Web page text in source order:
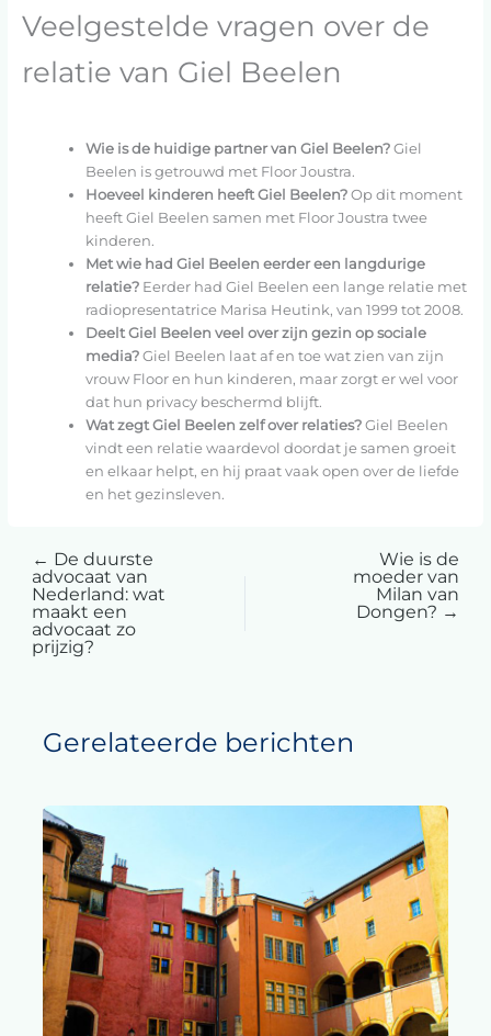
Veelgestelde vragen over de
relatie van Giel Beelen
Wie is de huidige partner van Giel Beelen?Giel
Beelen is getrouwd met Floor Joustra.
Hoeveel kinderen heeft Giel Beelen?Op dit moment
heeft Giel Beelen samen met Floor Joustra twee
kinderen.
Met wie had Giel Beelen eerder een langdurige
relatie?Eerder had Giel Beelen een lange relatie met
radiopresentatrice Marisa Heutink, van 1999 tot 2008.
Deelt Giel Beelen veel over zijn gezin op sociale
media?Giel Beelen laat af en toe wat zien van zijn
vrouw Floor en hun kinderen, maar zorgt er wel voor
dat hun privacy beschermd blijft.
Wat zegt Giel Beelen zelf over relaties?Giel Beelen
vindt een relatie waardevol doordat je samen groeit
en elkaar helpt, en hij praat vaak open over de liefde
en het gezinsleven.
← De duurste
advocaat van
Nederland: wat
maakt een
advocaat zo
prijzig?
Wie is de
moeder van
Milan van
Dongen? →
Gerelateerde berichten